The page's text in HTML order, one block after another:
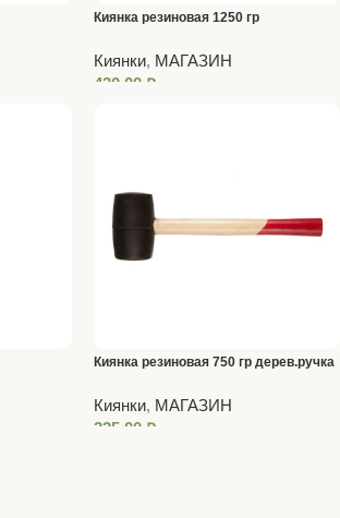
Киянка резиновая 1250 гр
Киянки, МАГАЗИН
430,00 ₽
Киянка резиновая 750 гр дерев.ручка
Киянки, МАГАЗИН
325,00 ₽